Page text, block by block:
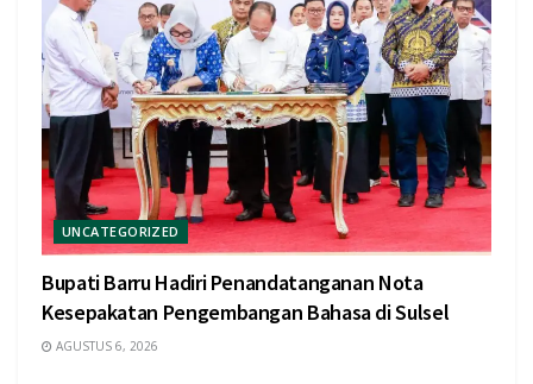
UNCATEGORIZED
Bupati Barru Hadiri Penandatanganan Nota
Kesepakatan Pengembangan Bahasa di Sulsel
AGUSTUS 6, 2026